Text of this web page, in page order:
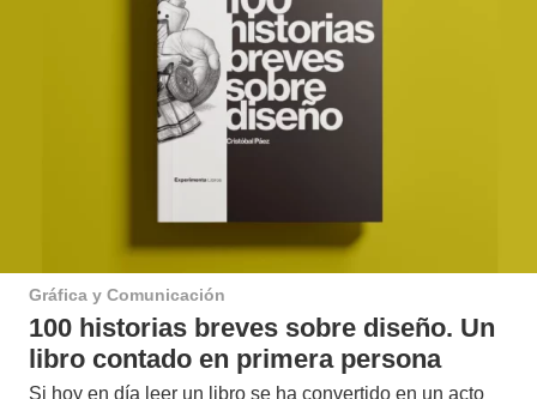
Gráfica y Comunicación
100 historias breves sobre diseño. Un
libro contado en primera persona
Si hoy en día leer un libro se ha convertido en un acto